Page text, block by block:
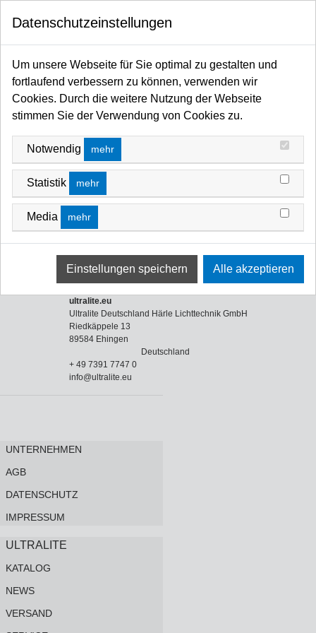
Startseite
Traversen / Rigging Kettenzüge / Anschlagmittel / Arbeitsschutz
ZURRGURTE & ZUBEHÖR
Zurrgurte 1-teilig Zurrgurte 2-teilig
ultralite.eu
Ultralite Deutschland Härle Lichttechnik GmbH
Riedkäppele 13
89584 Ehingen
Deutschland
+ 49 7391 7747 0
info@ultralite.eu
UNTERNEHMEN
AGB
DATENSCHUTZ
IMPRESSUM
ULTRALITE
KATALOG
NEWS
VERSAND
Datenschutzeinstellungen
Um unsere Webseite für Sie optimal zu gestalten und
fortlaufend verbessern zu können, verwenden wir
Cookies. Durch die weitere Nutzung der Webseite
stimmen Sie der Verwendung von Cookies zu.
Notwendig mehr
Statistik mehr
Media mehr